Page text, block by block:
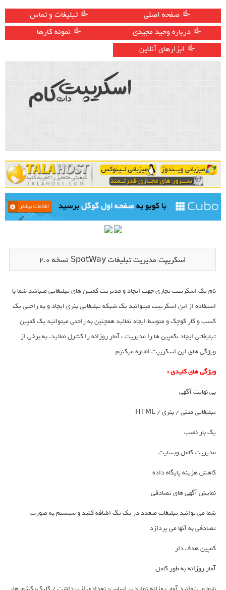
صفحه اصلی
تبلیغات و تماس
درباره وحید مجیدی
نمونه کارها
ابزارهای آنلاین
اسکریپت مدیریت تبلیغات SpotWay نسخه 2.0
نام یک اسکریپت تجاری جهت ایجاد و مدیریت کمپین های تبلیغاتی میباشد شما با
استفاده از این اسکریپت میتوانید یک شبکه تبلیغاتی بنری ایجاد و به راحتی یک
کسب و کار کوچک و متوسط ایجاد نمائید همچنین به راحتی میتوانید یک کمپین
تبلیغاتی ایجاد ،کمپین ها را مدیریت ، آمار روزانه را کنترل نمائید. به برخی از
ویژگی های این اسکریپت اشاره میکنیم
ویژگی های کلیدی :
بی نهایت آگهی
تبلیغاتی متنی / بنری / HTML
یک بار نصب
مدیریت کامل وبسایت
کاهش هزینه پایگاه داده
نمایش آگهی های تصادفی
شما می توانید تبلیغات متعدد در یک تگ اضافه کنید و سیستم به صورت
تصادفی به آنها می پردازد
کمپین هدف دار
آمار روزانه به طور کامل